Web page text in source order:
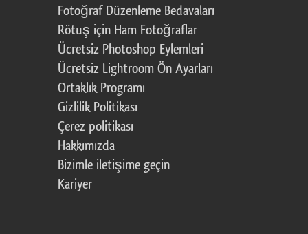
Fotoğraf Düzenleme Bedavaları
Rötuş için Ham Fotoğraflar
Ücretsiz Photoshop Eylemleri
Ücretsiz Lightroom Ön Ayarları
Ortaklık Programı
Gizlilik Politikası
Çerez politikası
Hakkımızda
Bizimle iletişime geçin
Kariyer